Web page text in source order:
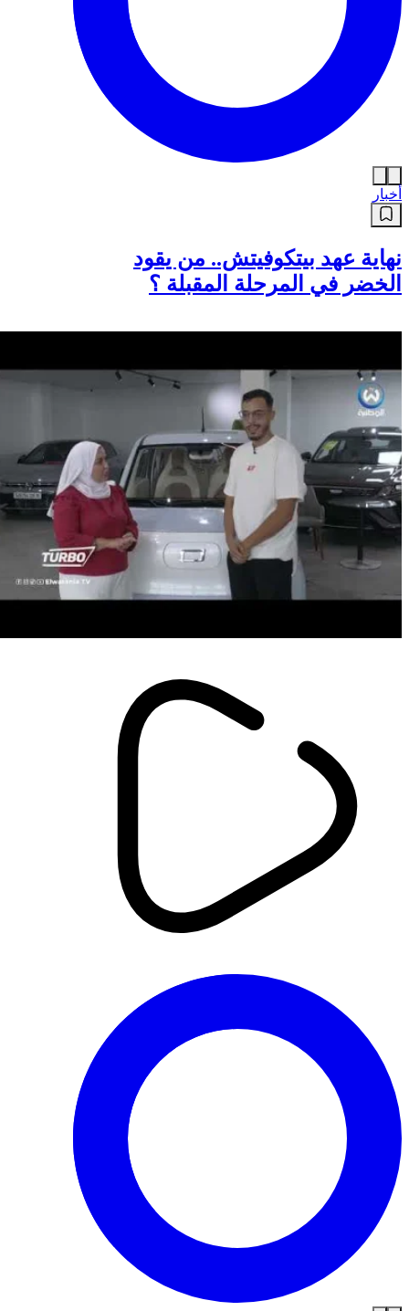
أخبار
نهاية عهد بيتكوفيتش.. من يقود
الخضر في المرحلة المقبلة ؟